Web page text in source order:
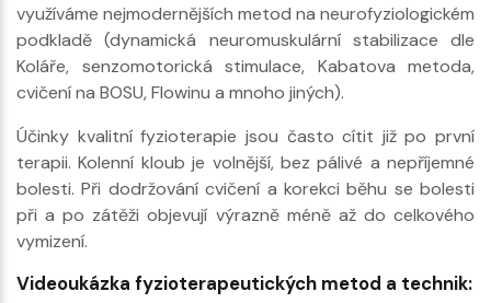
využíváme nejmodernějších metod na neurofyziologickém
podkladě (dynamická neuromuskulární stabilizace dle
Koláře, senzomotorická stimulace, Kabatova metoda,
cvičení na BOSU, Flowinu a mnoho jiných).
Účinky kvalitní fyzioterapie jsou často cítit již po první
terapii. Kolenní kloub je volnější, bez pálivé a nepříjemné
bolesti. Při dodržování cvičení a korekci běhu se bolesti
při a po zátěži objevují výrazně méně až do celkového
vymizení.
Videoukázka fyzioterapeutických metod a technik: